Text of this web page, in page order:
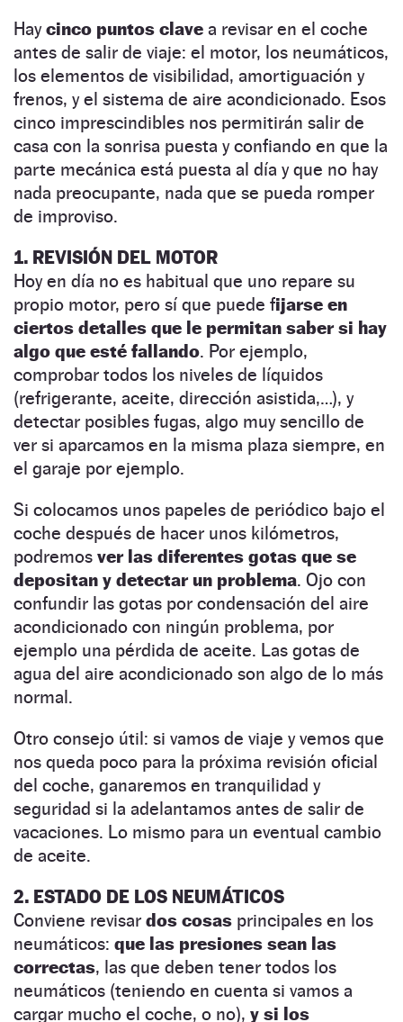
Haycinco puntos clave a revisar en el coche
antes de salir de viaje: el motor, los neumáticos,
los elementos de visibilidad, amortiguación y
frenos, y el sistema de aire acondicionado. Esos
cinco imprescindibles nos permitirán salir de
casa con la sonrisa puesta y confiando en que la
parte mecánica está puesta al día y que no hay
nada preocupante, nada que se pueda romper
de improviso.
1. REVISIÓN DEL MOTOR
Hoy en día no es habitual que uno repare su
propio motor, pero sí que puede fijarse en
ciertos detalles que le permitan saber si hay
algo que esté fallando. Por ejemplo,
comprobar todos los niveles de líquidos
(refrigerante, aceite, dirección asistida,…), y
detectar posibles fugas, algo muy sencillo de
ver si aparcamos en la misma plaza siempre, en
el garaje por ejemplo.
Si colocamos unos papeles de periódico bajo el
coche después de hacer unos kilómetros,
podremos ver las diferentes gotas que se
depositan y detectar un problema. Ojo con
confundir las gotas por condensación del aire
acondicionado con ningún problema, por
ejemplo una pérdida de aceite. Las gotas de
agua del aire acondicionado son algo de lo más
normal.
Otro consejo útil: si vamos de viaje y vemos que
nos queda poco para la próxima revisión oficial
del coche, ganaremos en tranquilidad y
seguridad si la adelantamos antes de salir de
vacaciones. Lo mismo para un eventual cambio
de aceite.
2. ESTADO DE LOS NEUMÁTICOS
Conviene revisar dos cosas principales en los
neumáticos: que las presiones sean las
correctas, las que deben tener todos los
neumáticos (teniendo en cuenta si vamos a
cargar mucho el coche, o no), y si los